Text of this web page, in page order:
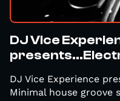
DJ Vice
DJ Vice Experience
Minimal house groove